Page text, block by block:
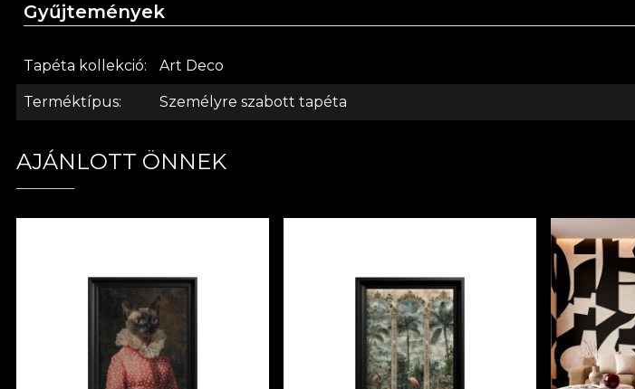
Gyűjtemények
Tapéta kollekció Art Deco
Terméktípus Személyre szabott tapéta
AJÁNLOTT ÖNNEK